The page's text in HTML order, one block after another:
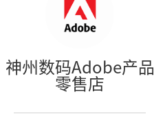
神州数码Adobe产品
零售店